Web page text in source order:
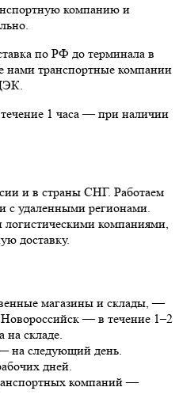
компанию и
по РФ до терминала в
нами транспортные компании
1 часа — при наличии
и в страны СНГ. Работаем
с удаленными регионами.
компаниями,
доставку.
магазины и склады, —
— в течение 1–2
на складе.
на следующий день.
дней.
компаний —